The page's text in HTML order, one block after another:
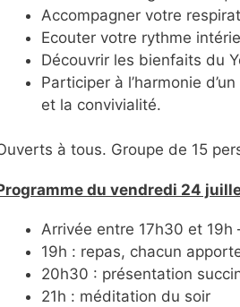
Accompagner votre
Ecouter votre rythme
Découvrir les bienfaits du
Participer à l’harmonie
et la convivialité.
à tous. Groupe de 15
du vendredi 24
Arrivée entre 17h30 et 19h
19h : repas, chacun
20h30 : présentation
21h : méditation du soir